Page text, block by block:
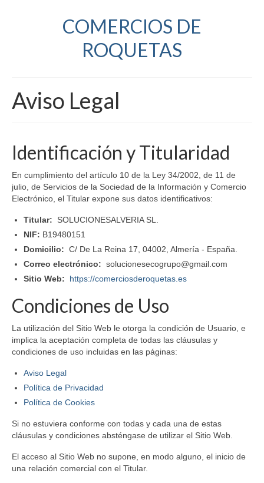
COMERCIOS DE
ROQUETAS
Aviso Legal
Identificación y Titularidad
En cumplimiento del artículo 10 de la Ley 34/2002, de 11 de
julio, de Servicios de la Sociedad de la Información y Comercio
Electrónico, el Titular expone sus datos identificativos:
Titular: SOLUCIONESALVERIA SL.
NIF: B19480151
Domicilio: C/ De La Reina 17, 04002, Almería - España.
Correo electrónico: solucionesecogrupo@gmail.com
Sitio Web:
https://comerciosderoquetas.es
Condiciones de Uso
La utilización del Sitio Web le otorga la condición de Usuario, e
implica la aceptación completa de todas las cláusulas y
condiciones de uso incluidas en las páginas:
Aviso Legal
Política de Privacidad
Política de Cookies
Si no estuviera conforme con todas y cada una de estas
cláusulas y condiciones absténgase de utilizar el Sitio Web.
El acceso al Sitio Web no supone, en modo alguno, el inicio de
una relación comercial con el Titular.